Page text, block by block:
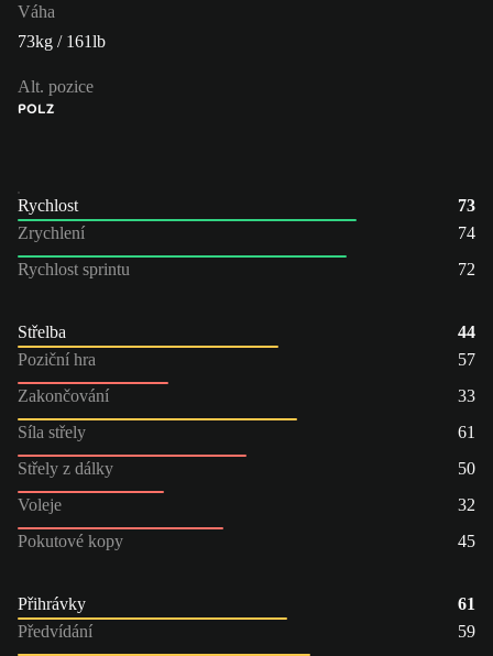
Váha
73kg / 161lb
Alt. pozice
POLZ
Rychlost
73
Zrychlení
74
Rychlost sprintu
72
Střelba
44
Poziční hra
57
Zakončování
33
Síla střely
61
Střely z dálky
50
Voleje
32
Pokutové kopy
45
Přihrávky
61
Předvídání
59